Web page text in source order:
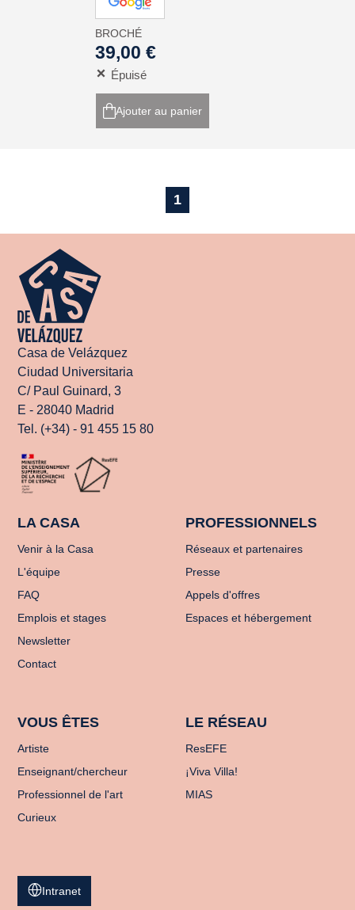
BROCHÉ
39,00 €
Épuisé
Ajouter au panier
1
Casa de Velázquez
Ciudad Universitaria
C/ Paul Guinard, 3
E - 28040 Madrid
Tel. (+34) - 91 455 15 80
LA CASA
Venir à la Casa
L'équipe
FAQ
Emplois et stages
Newsletter
Contact
PROFESSIONNELS
Réseaux et partenaires
Presse
Appels d'offres
Espaces et hébergement
VOUS ÊTES
Artiste
Enseignant/chercheur
Professionnel de l'art
Curieux
LE RÉSEAU
ResEFE
¡Viva Villa!
MIAS
Intranet